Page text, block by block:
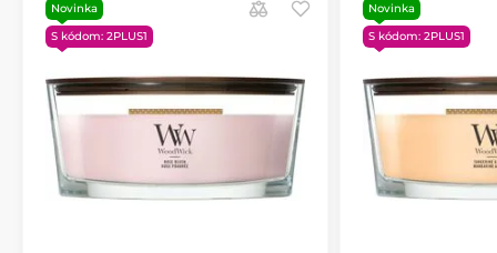
Novinka
S kódom: 2PLUS1
Novinka
S kódom: 2PLUS1